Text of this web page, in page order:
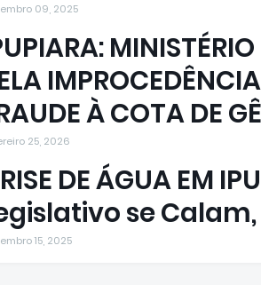
09, 2025
À COTA DE
25, 2026
DE ÁGUA EM
se
15, 2025